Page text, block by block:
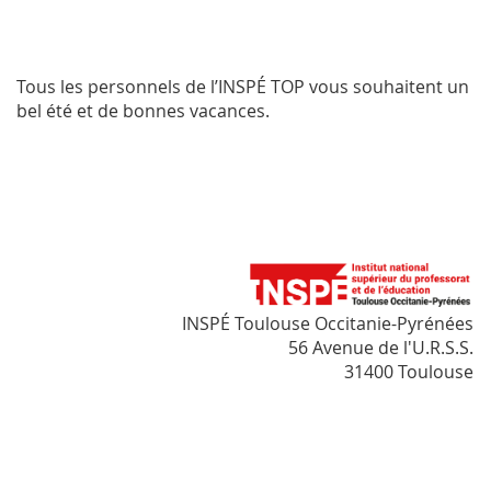
Tous les personnels de l’INSPÉ TOP vous souhaitent un
bel été et de bonnes vacances.
INSPÉ Toulouse Occitanie-Pyrénées
56 Avenue de l'U.R.S.S.
31400 Toulouse